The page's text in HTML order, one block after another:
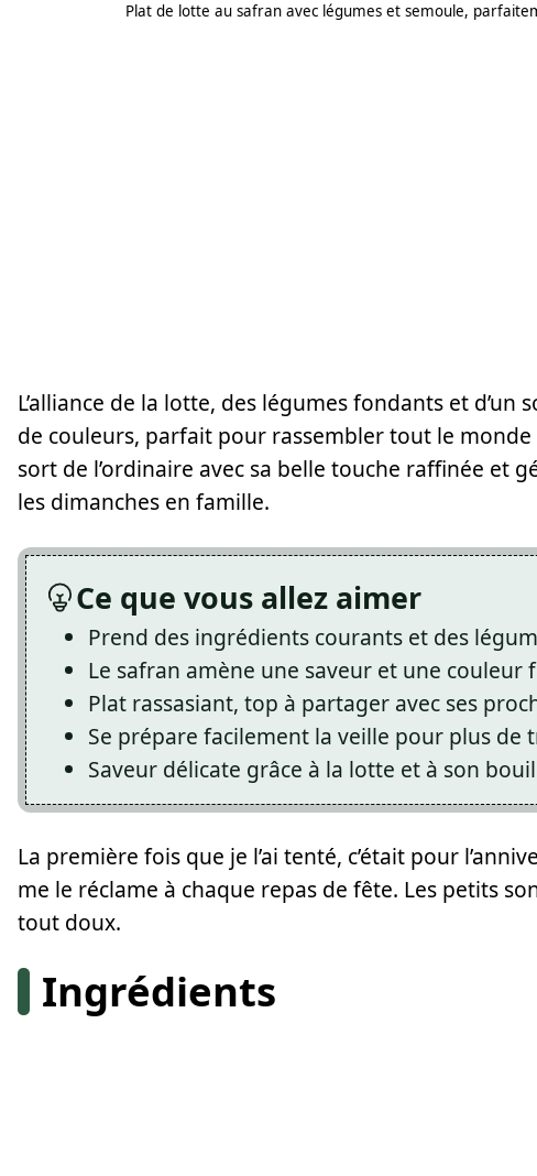
Plat de lotte au safran avec légumes et semoule,
L’alliance de la lotte, des légumes fondants et
de couleurs, parfait pour rassembler tout le monde
sort de l’ordinaire avec sa belle touche raffinée et
les dimanches en famille.
Ce que vous allez aimer
Prend des ingrédients courants et des
Le safran amène une saveur et une couleur
Plat rassasiant, top à partager avec ses
Se prépare facilement la veille pour plus de
Saveur délicate grâce à la lotte et à son
La première fois que je l’ai tenté, c’était pour
me le réclame à chaque repas de fête. Les petits
tout doux.
Ingrédients